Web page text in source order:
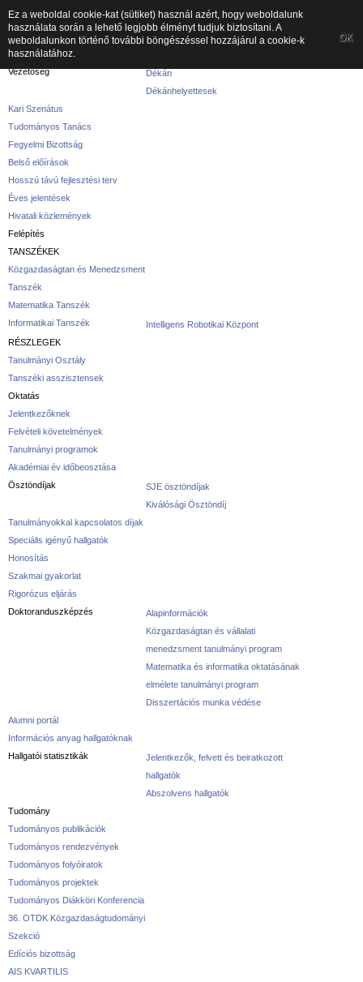
A kar
A karról
Vezetőség
Dékán
Dékánhelyettesek
Kari Szenátus
Tudományos Tanács
Fegyelmi Bizottság
Belső előírások
Hosszú távú fejlesztési terv
Éves jelentések
Hivatali közlemények
Felépítés
TANSZÉKEK
Közgazdaságtan és Menedzsment
Tanszék
Matematika Tanszék
Informatikai Tanszék
Intelligens Robotikai Központ
RÉSZLEGEK
Tanulmányi Osztály
Tanszéki asszisztensek
Oktatás
Jelentkezőknek
Felvételi követelmények
Tanulmányi programok
Akadémiai év időbeosztása
Ösztöndíjak
SJE ösztöndíjak
Kiválósági Ösztöndíj
Tanulmányokkal kapcsolatos díjak
Speciális igényű hallgatók
Honosítás
Szakmai gyakorlat
Rigorózus eljárás
Doktoranduszképzés
Alapinformációk
Közgazdaságtan és vállalati
menedzsment tanulmányi program
Matematika és informatika oktatásának
elmélete tanulmányi program
Disszertációs munka védése
Alumni portál
Információs anyag hallgatóknak
Hallgatói statisztikák
Jelentkezők, felvett és beiratkozott
hallgatók
Abszolvens hallgatók
Tudomány
Tudományos publikációk
Tudományos rendezvények
Tudományos folyóiratok
Tudományos projektek
Tudományos Diákköri Konferencia
36. OTDK Közgazdaságtudományi
Szekció
Edíciós bizottság
AIS KVARTILIS
Ez a weboldal cookie-kat (sütiket) használ azért, hogy weboldalunk
használata során a lehető legjobb élményt tudjuk biztosítani. A
weboldalunkon történő további böngészéssel hozzájárul a cookie-k
használatához.
OK